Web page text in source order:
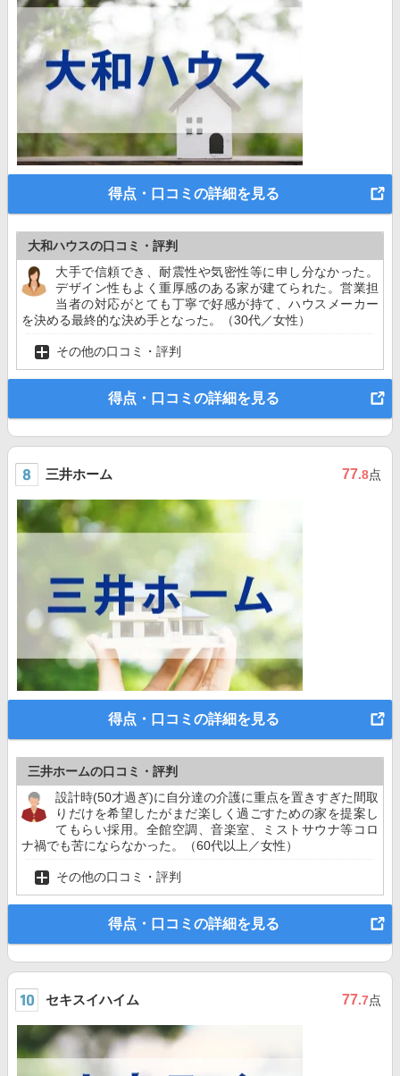
得点・口コミの詳細を見る
大和ハウスの口コミ・評判
大手で信頼でき、耐震性や気密性等に申し分なかった。
デザイン性もよく重厚感のある家が建てられた。営業担
当者の対応がとても丁寧で好感が持て、ハウスメーカー
を決める最終的な決め手となった。（30代／女性）
その他の口コミ・評判
得点・口コミの詳細を見る
三井ホーム 77.8点
得点・口コミの詳細を見る
三井ホームの口コミ・評判
設計時(50才過ぎ)に自分達の介護に重点を置きすぎた間取
りだけを希望したがまだ楽しく過ごすための家を提案し
てもらい採用。全館空調、音楽室、ミストサウナ等コロ
ナ禍でも苦にならなかった。（60代以上／女性）
その他の口コミ・評判
得点・口コミの詳細を見る
セキスイハイム 77.7点